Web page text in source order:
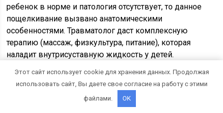
ребенок в норме и патология отсутствует, то данное
пощелкивание вызвано анатомическими
особенностями. Травматолог даст комплексную
терапию (массаж, физкультура, питание), которая
наладит внутрисуставную жидкость у детей.
Что делать, чтобы победить
Этот сайт использует cookie для хранения данных. Продолжая
использовать сайт, Вы даете свое согласие на работу с этими
файлами.
OK